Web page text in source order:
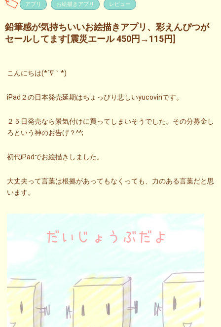
アプリ お絵描きアプリ レビュー
鉛筆感が気持ちいいお絵描きアプリ、彩えんぴつが
セールしてます[震災エール 450円→115円]
こんにちは(*´∇｀*)
iPad２の日本発売延期はちょっぴり悲しいyucovinです。
２５日発売なら景気付けに買ってしまいそうでした。その分募金し
ろという神のお告げ？^^;
初代iPadでお絵描きしました。
大丈夫って言葉は根拠があってもなくっても、力のある言葉だと思
います。